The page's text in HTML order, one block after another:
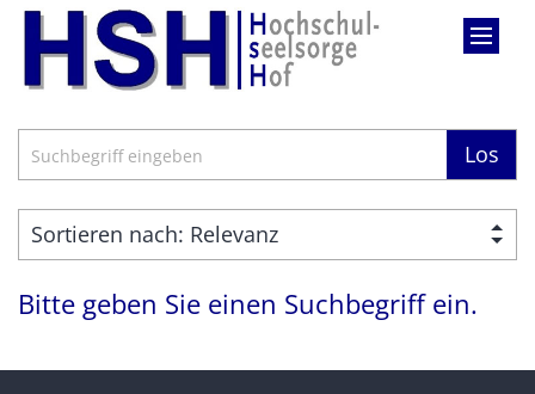
Zum Inhalt springen
Suche Los
Bitte geben Sie einen Suchbegriff ein.